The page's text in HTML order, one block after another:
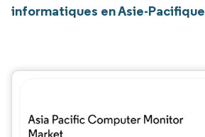
informatiques en Asie-Pacifique